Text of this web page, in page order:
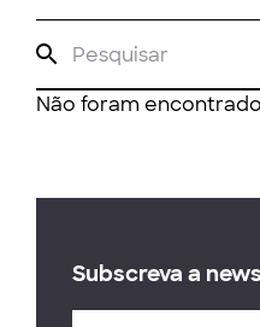
Não foram
Subscreva a